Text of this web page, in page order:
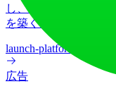
し、発見され、次な
を築くためのプロダ
launch-platform
広告